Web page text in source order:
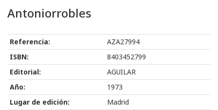
Antoniorrobles
Referencia:
AZA27994
ISBN:
8403452799
Editorial:
AGUILAR
Año:
1973
Lugar de edición:
Madrid